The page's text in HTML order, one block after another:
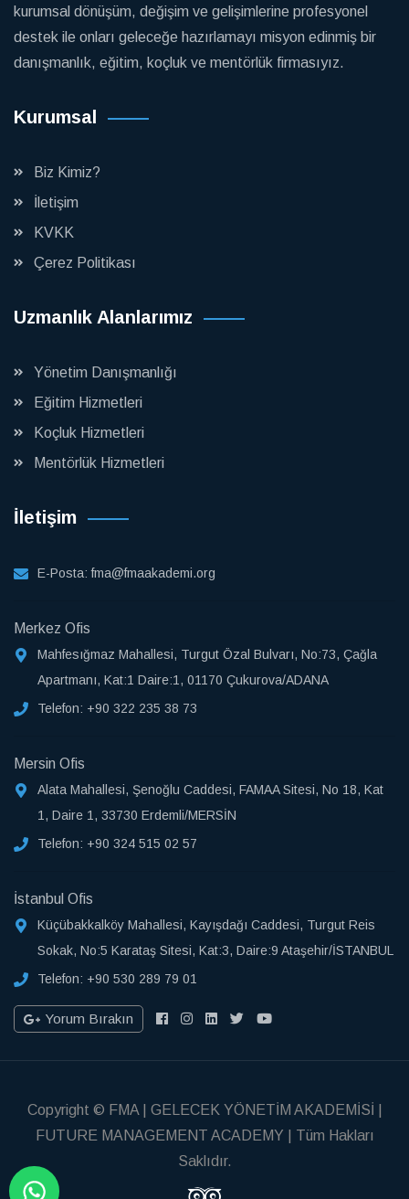
kurumsal dönüşüm, değişim ve gelişimlerine profesyonel
destek ile onları geleceğe hazırlamayı misyon edinmiş bir
danışmanlık, eğitim, koçluk ve mentörlük firmasıyız.
Kurumsal
Biz Kimiz?
İletişim
KVKK
Çerez Politikası
Uzmanlık Alanlarımız
Yönetim Danışmanlığı
Eğitim Hizmetleri
Koçluk Hizmetleri
Mentörlük Hizmetleri
İletişim
E-Posta:fma@fmaakademi.org
Merkez Ofis
Mahfesığmaz Mahallesi, Turgut Özal Bulvarı, No:73, Çağla
Apartmanı, Kat:1 Daire:1, 01170 Çukurova/ADANA
Telefon: +90 322 235 38 73
Mersin Ofis
Alata Mahallesi, Şenoğlu Caddesi, FAMAA Sitesi, No 18, Kat
1, Daire 1, 33730 Erdemli/MERSİN
Telefon: +90 324 515 02 57
İstanbul Ofis
Küçübakkalköy Mahallesi, Kayışdağı Caddesi, Turgut Reis
Sokak, No:5 Karataş Sitesi, Kat:3, Daire:9 Ataşehir/İSTANBUL
Telefon: +90 530 289 79 01
Yorum Bırakın
Copyright © FMA | GELECEK YÖNETİM AKADEMİSİ |
FUTURE MANAGEMENT ACADEMY | Tüm Hakları
Saklıdır.